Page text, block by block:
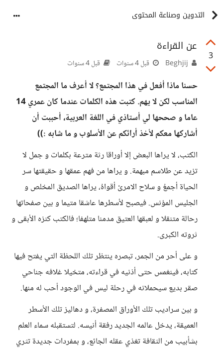
التدوين وصناعة المحتوى
3
عن القراءة
قبل 4 سنوات قبل 4 سنوات
حسنا ماذا أفعل في هذا المجتمع؟ لا أعرف ما المجتمع
المناسب لكن لا يهم. كتبت هذه الكلمات عندما كان عمري 14
عاما و صححها لي أستاذي في اللغة العربية، أحببت أن
أشاركها معكم لأخذ أرائكم عن الأسلوب و ما شابه :))
الكتب، لا يراها البعض إلا أوراقا رثة مترعة بكلمات و جمل لا
تزيد عن طلاسم مبهمة. و يراها من فهم عمقها و حقيقتها سر
الحياة أجمعُ و سلاح الامرئ أقواهُ، يراها الصديق المخلص و
الجليس المؤنس. فيصبح لأسطرها عاشقا متيما و بين صفحاتها
رحالة متنقلا و لعبقها العتيق مدمنا متلهفا؛ فالكتب كنزه الأبقى و
ثروته الكبرى.
و على أحر من الجمر، تبصره ينتظر تلك اللحظة التي يفتح فيها
كتابه، فينغمس حتى أذنيه في قراءته، متخيلا غلافه جناحي
صقر بديع سيحملانه في رحلة ليس في الوجود أحب له منها.
و بين سراديب تلك الأوراق المصفرة، و دهاليز تلك الأسطر
العميقة، يدخل عالمه الجديد رفقة أنيسه. لتستقبله سماء العلم
بشأبيب من الثقافة تغذي عقله الجائع، و بمفردات جديدة تثري